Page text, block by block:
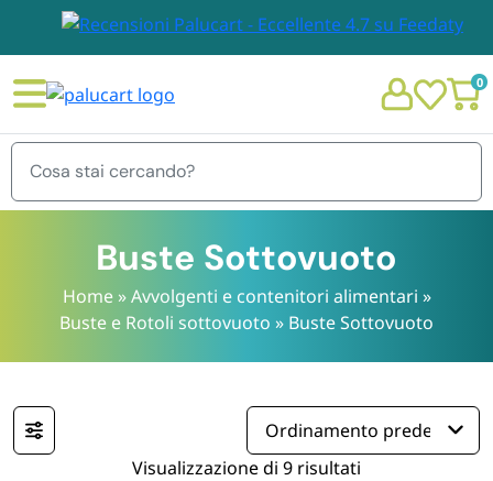
0
STOVIGLIE E TOVAGLIOLI
IMBALLAGGIO E CANCELLERIA
Personalizzazione Monouso
Buste Sottovuoto
Home»Avvolgenti e contenitori alimentari »
Buste e Rotoli sottovuoto » Buste Sottovuoto
Visualizzazione di 9 risultati